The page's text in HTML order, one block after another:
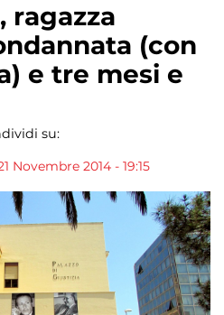
ragazza
(con
e tre mesi e
su:
Novembre 2014 - 19:15